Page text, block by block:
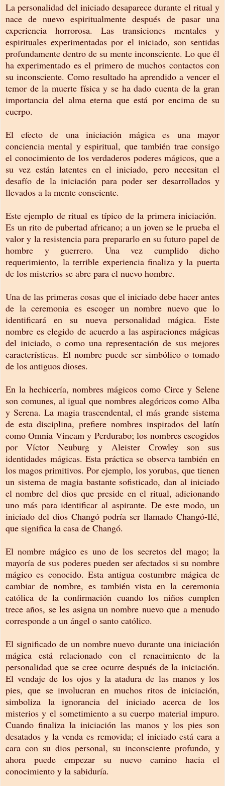
La personalidad del iniciado desaparece durante el ritual y
nace de nuevo espiritualmente después de pasar una
experiencia horrorosa. Las transiciones mentales y
espirituales experimentadas por el iniciado, son sentidas
profundamente dentro de su mente inconsciente. Lo que él
ha experimentado es el primero de muchos contactos con
su inconsciente. Como resultado ha aprendido a vencer el
temor de la muerte física y se ha dado cuenta de la gran
importancia del alma eterna que está por encima de su
cuerpo.
El efecto de una iniciación mágica es una mayor
conciencia mental y espiritual, que también trae consigo
el conocimiento de los verdaderos poderes mágicos, que a
su vez están latentes en el iniciado, pero necesitan el
desafío de la iniciación para poder ser desarrollados y
llevados a la mente consciente.
Este ejemplo de ritual es típico de la primera iniciación.
Es un rito de pubertad africano; a un joven se le prueba el
valor y la resistencia para prepararlo en su futuro papel de
hombre y guerrero. Una vez cumplido dicho
requerimiento, la terrible experiencia finaliza y la puerta
de los misterios se abre para el nuevo hombre.
Una de las primeras cosas que el iniciado debe hacer antes
de la ceremonia es escoger un nombre nuevo que lo
identificará en su nueva personalidad mágica. Este
nombre es elegido de acuerdo a las aspiraciones mágicas
del iniciado, o como una representación de sus mejores
características. El nombre puede ser simbólico o tomado
de los antiguos dioses.
En la hechicería, nombres mágicos como Circe y Selene
son comunes, al igual que nombres alegóricos como Alba
y Serena. La magia trascendental, el más grande sistema
de esta disciplina, prefiere nombres inspirados del latín
como Omnia Vincam y Perdurabo; los nombres escogidos
por Víctor Neuburg y Aleister Crowley son sus
identidades mágicas. Esta práctica se observa también en
los magos primitivos. Por ejemplo, los yorubas, que tienen
un sistema de magia bastante sofisticado, dan al iniciado
el nombre del dios que preside en el ritual, adicionando
uno más para identificar al aspirante. De este modo, un
iniciado del dios Changó podría ser llamado Changó-Ilé,
que significa la casa de Changó.
El nombre mágico es uno de los secretos del mago; la
mayoría de sus poderes pueden ser afectados si su nombre
mágico es conocido. Esta antigua costumbre mágica de
cambiar de nombre, es también vista en la ceremonia
católica de la confirmación cuando los niños cumplen
trece años, se les asigna un nombre nuevo que a menudo
corresponde a un ángel o santo católico.
El significado de un nombre nuevo durante una iniciación
mágica está relacionado con el renacimiento de la
personalidad que se cree ocurre después de la iniciación.
El vendaje de los ojos y la atadura de las manos y los
pies, que se involucran en muchos ritos de iniciación,
simboliza la ignorancia del iniciado acerca de los
misterios y el sometimiento a su cuerpo material impuro.
Cuando finaliza la iniciación las manos y los pies son
desatados y la venda es removida; el iniciado está cara a
cara con su dios personal, su inconsciente profundo, y
ahora puede empezar su nuevo camino hacia el
conocimiento y la sabiduría.